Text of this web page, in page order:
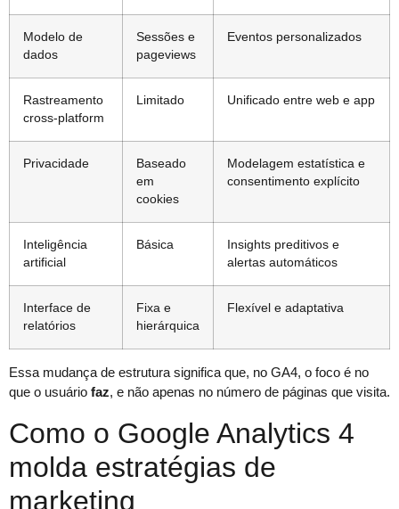
Modelo de
dados
Sessões e
pageviews
Eventos personalizados
Rastreamento
cross-platform
Limitado Unificado entre web e app
Privacidade
Baseado
em
cookies
Modelagem estatística e
consentimento explícito
Inteligência
artificial
Básica
Insights preditivos e
alertas automáticos
Interface de
relatórios
Fixa e
hierárquica
Flexível e adaptativa
Essa mudança de estrutura significa que, no GA4, o foco é no
que o usuário faz, e não apenas no número de páginas que visita.
Como o Google Analytics 4
molda estratégias de
marketing